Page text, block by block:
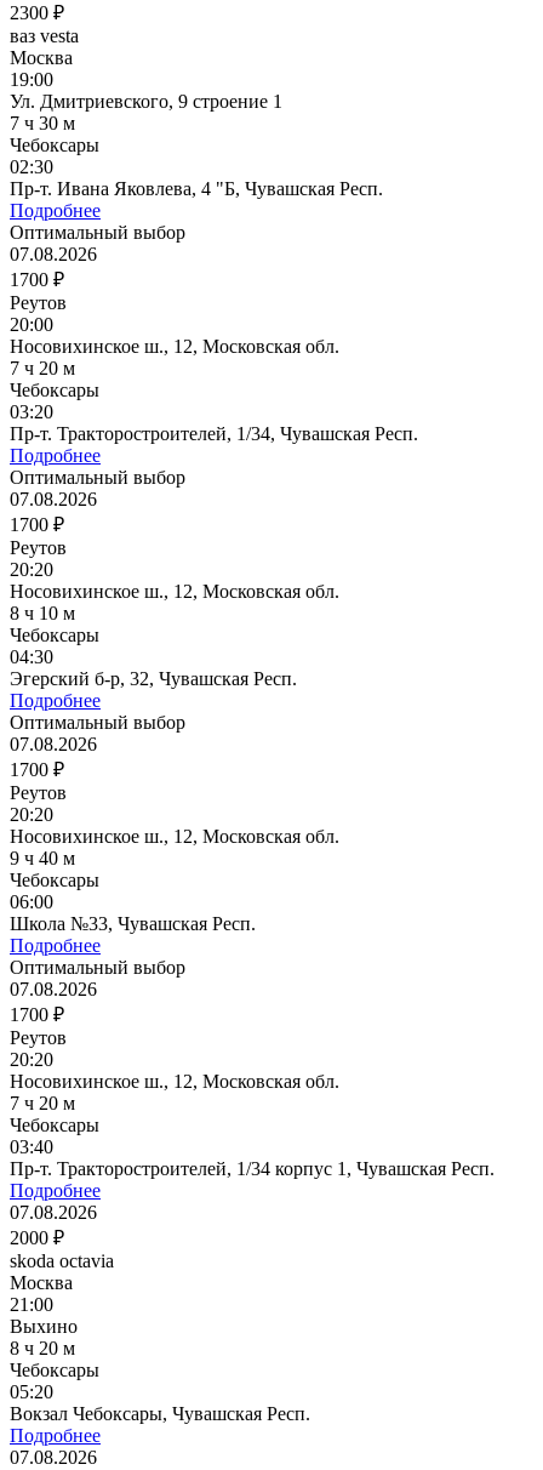
2300 ₽
ваз vesta
Москва
19:00
Ул. Дмитриевского, 9 строение 1
7 ч 30 м
Чебоксары
02:30
Пр-т. Ивана Яковлева, 4 "Б, Чувашская Респ.
Подробнее
Оптимальный выбор
07.08.2026
1700 ₽
Реутов
20:00
Носовихинское ш., 12, Московская обл.
7 ч 20 м
Чебоксары
03:20
Пр-т. Тракторостроителей, 1/34, Чувашская Респ.
Подробнее
Оптимальный выбор
07.08.2026
1700 ₽
Реутов
20:20
Носовихинское ш., 12, Московская обл.
8 ч 10 м
Чебоксары
04:30
Эгерский б-р, 32, Чувашская Респ.
Подробнее
Оптимальный выбор
07.08.2026
1700 ₽
Реутов
20:20
Носовихинское ш., 12, Московская обл.
9 ч 40 м
Чебоксары
06:00
Школа №33, Чувашская Респ.
Подробнее
Оптимальный выбор
07.08.2026
1700 ₽
Реутов
20:20
Носовихинское ш., 12, Московская обл.
7 ч 20 м
Чебоксары
03:40
Пр-т. Тракторостроителей, 1/34 корпус 1, Чувашская Респ.
Подробнее
07.08.2026
2000 ₽
skoda octavia
Москва
21:00
Выхино
8 ч 20 м
Чебоксары
05:20
Вокзал Чебоксары, Чувашская Респ.
Подробнее
07.08.2026